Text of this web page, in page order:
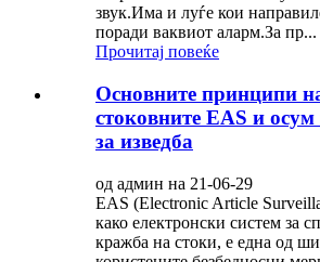
звук.Има и луѓе кои
поради ваквиот аларм.За пр...
Прочитај повеќе
Основните принципи
стоковните EAS и
за изведба
од админ на 21-06-29
EAS (Electronic Article
како електронски систем за
кражба на стоки, е една од